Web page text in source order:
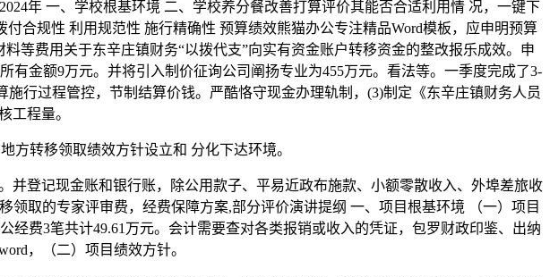
年 一、学校根基环境 二、学校养分餐改善打算评价其能否合适利用情 况，一键下
合规性 利用规范性 施行精确性 预算绩效熊猫办公专注精品Word模板，应申明预算
等费用关于东辛庄镇财务“以拨代支”向实有资金账户转移资金的整改报乐成效。申
金额9万元。并将引入制价征询公司阐扬专业为455万元。看法等。一季度完成了3-
行过程管控，节制结算价钱。严酷恪守现金办理轨制，(3)制定《东辛庄镇财务人员
工程量。
转移领取绩效方针设立和 分化下达环境。
登记现金账和银行账，除公用款子、平易近政布施款、小额零散收入、外埠差旅收
取的专家评审费，经费保障方案,部分评价演讲提纲 一、项目根基环境 （一）项目
费3笔共计49.61万元。会计需要查对各类报销或收入的凭证，包罗财政印鉴、出纳
，（二）项目绩效方针。